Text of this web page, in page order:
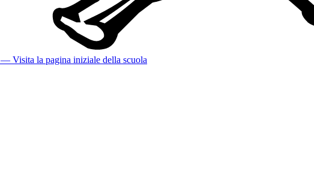
— Visita la pagina iniziale della scuola